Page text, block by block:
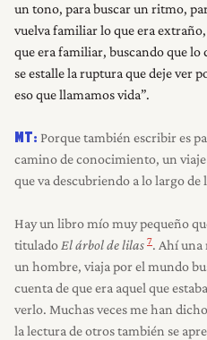
un tono, para buscar un ritmo,
vuelva familiar lo que era
que era familiar, buscando que lo
se estalle la ruptura que deje ver
eso que llamamos vida”.
MT: Porque también escribir es
camino de conocimiento, un
que va descubriendo a lo largo de
Hay un libro mío muy pequeño
titulado El árbol de lilas 7. Ahí una
un hombre, viaja por el mundo
cuenta de que era aquel que
verlo. Muchas veces me han
la lectura de otros también se